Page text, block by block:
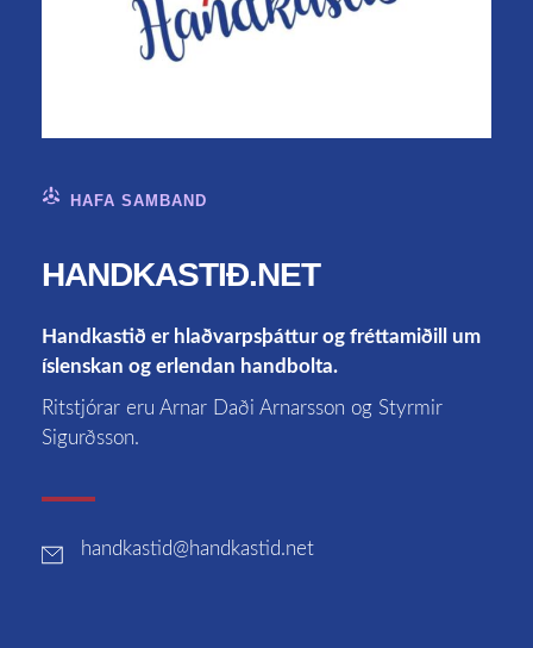
HAFA SAMBAND
HANDKASTIÐ.NET
Handkastið er hlaðvarpsþáttur og fréttamiðill um
íslenskan og erlendan handbolta.
Ritstjórar eru Arnar Daði Arnarsson og Styrmir
Sigurðsson.
handkastid@handkastid.net